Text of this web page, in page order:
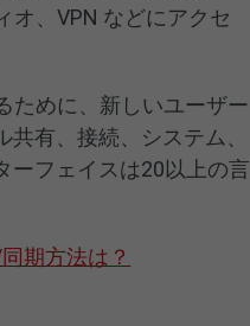
オ、VPN などにアクセ
ために、新しいユーザー
有、接続、システム、
ーフェイスは20以上の言
期方法は？